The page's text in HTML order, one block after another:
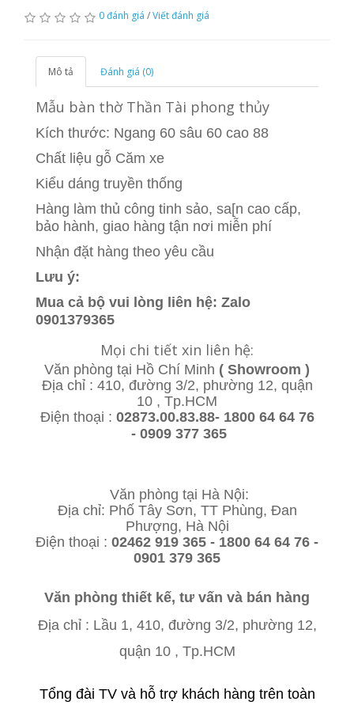
0 đánh giá /Viết đánh giá
Mô tả Đánh giá (0)
Mẫu bàn thờ Thần Tài phong thủy
Kích thước: Ngang 60 sâu 60 cao 88
Chất liệu gỗ Căm xe
Kiểu dáng truyền thống
Hàng làm thủ công tinh sảo, sa[n cao cấp,
bảo hành, giao hàng tận nơi miễn phí
Nhận đặt hàng theo yêu cầu
Lưu ý:
Mua cả bộ vui lòng liên hệ: Zalo
0901379365
Mọi chi tiết xin liên hệ:
Văn phòng tại Hồ Chí Minh ( Showroom )
Địa chỉ : 410, đường 3/2, phường 12, quận
10 , Tp.HCM
Điện thoại : 02873.00.83.88- 1800 64 64 76
- 0909 377 365
Văn phòng tại Hà Nội:
Địa chỉ: Phố Tây Sơn, TT Phùng, Đan
Phượng, Hà Nội
Điện thoại : 02462 919 365 - 1800 64 64 76 -
0901 379 365
Văn phòng thiết kế, tư vấn và bán hàng
Địa chỉ : Lầu 1, 410, đường 3/2, phường 12,
quận 10 , Tp.HCM
Tổng đài TV và hỗ trợ khách hàng trên toàn